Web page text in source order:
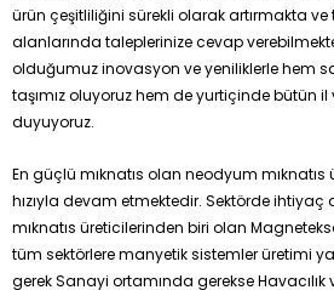
ürün çeşitliliğini sürekli olarak artırmakta ve
alanlarında taleplerinize cevap
olduğumuz inovasyon ve yeniliklerle hem
taşımız oluyoruz hem de yurtiçinde bütün
duyuyoruz.
En güçlü mıknatıs olan neodyum
hızıyla devam etmektedir. Sektörde
mıknatıs üreticilerinden biri olan
tüm sektörlere manyetik sistemler üretimi
gerek Sanayi ortamında gerekse